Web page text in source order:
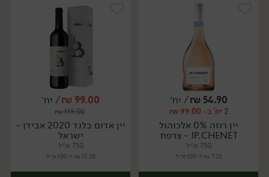
יח׳ יח׳
54.90
₪/ יח׳
2 יח' ב- 99.00 ₪
יין רוזה 0% אלכוהול
JP.CHENET - צרפת
750 מ״ל
7.32 ₪ ל-100 מ״ל
99.00
₪/ יח׳
119.00
₪
יין אדום בלנד 2020 אבידן -
ישראל
750 מ״ל
13.20 ₪ ל-100 מ״ל